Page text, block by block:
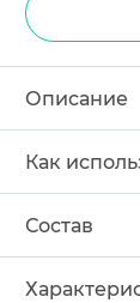
Описание
Как
Состав